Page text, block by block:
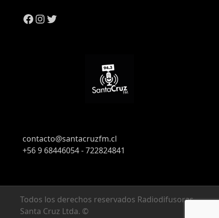
contacto@santacruzfm.cl
+56 9 68446054 - 722824841
Todos los derechos reservados Radiodifusoras
Santa Cruz Ltda. ©